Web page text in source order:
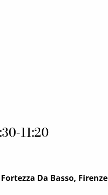
11:20
Da Basso, Firenze